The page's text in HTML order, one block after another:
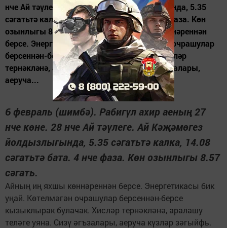
нче Ай тәүлеге. Ай Кәҗәмөгез йолдызлыгында, 5.35
сәгатьтә калка, 14.08 сәгатьтә бата. 4 нче фаза. Көн
озынлыгы 8.57 сәгать. Айның иң яхшы көннәреннән
берсе. Энергетикасы бик уңай. Көтелмәгән очрашулар
берсеннән-берсе кызыклырак булачак. Хисләр
тернәкләнә, аралашу теләге уяна. Сизү әгъзалары,
аеруча...
6 февраль (шимбә). Рабигүл ахир аеның 27
нче көне. 28 нче Ай тәүлеге. Ай Кәҗәмөгез
йолдызлыгында, 5.35 сәгатьтә калка, 14.08
сәгатьтә бата. 4 нче фаза. Көн озынлыгы 8.57
сәгать.
Айның иң яхшы көннәреннән берсе. Энергетикасы бик
уңай. Көтелмәгән очрашулар берсеннән-берсе
кызыклырак булачак. Хисләр тернәкләнә, аралашу
теләге уяна. Сизү әгъзалары, аеруча күзләр зәгыйфь.